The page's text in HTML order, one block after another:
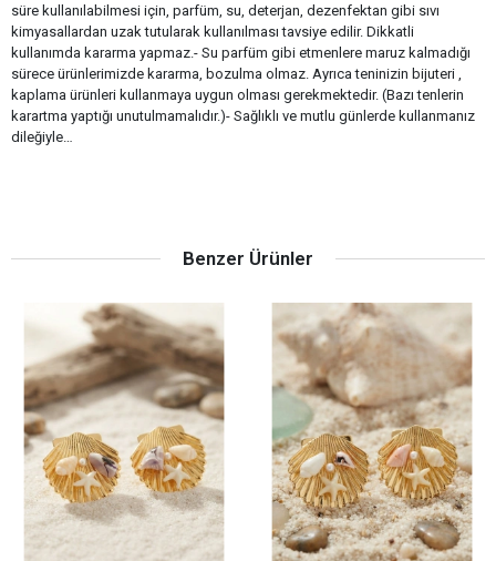
süre kullanılabilmesi için, parfüm, su, deterjan, dezenfektan gibi sıvı
kimyasallardan uzak tutularak kullanılması tavsiye edilir. Dikkatli
kullanımda kararma yapmaz.- Su parfüm gibi etmenlere maruz kalmadığı
sürece ürünlerimizde kararma, bozulma olmaz. Ayrıca teninizin bijuteri ,
kaplama ürünleri kullanmaya uygun olması gerekmektedir. (Bazı tenlerin
karartma yaptığı unutulmamalıdır.)- Sağlıklı ve mutlu günlerde kullanmanız
dileğiyle…
Benzer Ürünler